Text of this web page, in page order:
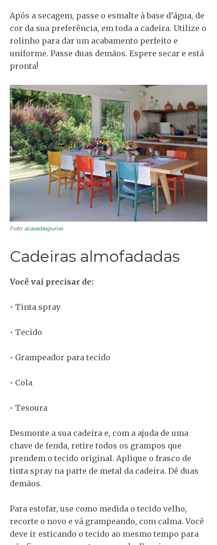
Após a secagem, passe o esmalte à base d’água, de
cor da sua preferência, em toda a cadeira. Utilize o
rolinho para dar um acabamento perfeito e
uniforme. Passe duas demãos. Espere secar e está
pronta!
Foto: acasadasgurias
Cadeiras almofadadas
Você vai precisar de:
• Tinta spray
• Tecido
• Grampeador para tecido
• Cola
• Tesoura
Desmonte a sua cadeira e, com a ajuda de uma
chave de fenda, retire todos os grampos que
prendem o tecido original. Aplique o frasco de
tinta spray na parte de metal da cadeira. Dê duas
demãos.
Para estofar, use como medida o tecido velho,
recorte o novo e vá grampeando, com calma. Você
deve ir esticando o tecido ao mesmo tempo para